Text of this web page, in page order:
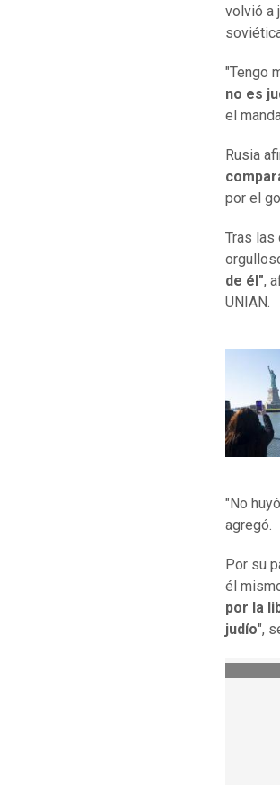
volvió a
"Tengo
no es
el
Rusia
por el
Tras las
de él",
UNIAN.
"No
agregó.
Por su
él
por la
judío",